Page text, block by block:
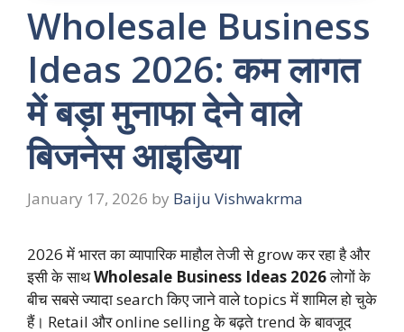
Wholesale Business
Ideas 2026: कम लागत
में बड़ा मुनाफा देने वाले
बिजनेस आइडिया
January 17, 2026 by Baiju Vishwakrma
2026 में भारत का व्यापारिक माहौल तेजी से grow कर रहा है और
इसी के साथWholesale Business Ideas 2026लोगों के
बीच सबसे ज्यादा search किए जाने वाले topics में शामिल हो चुके
हैं। Retail और online selling के बढ़ते trend के बावजूद